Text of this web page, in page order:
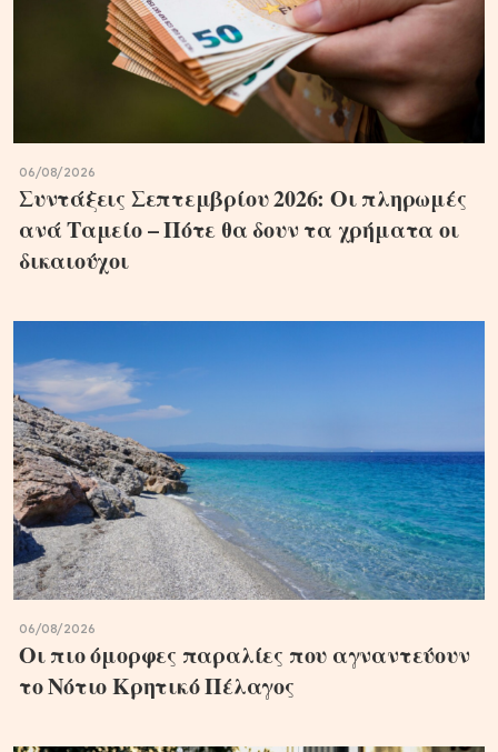
06/08/2026
Συντάξεις Σεπτεμβρίου 2026: Οι πληρωμές
ανά Ταμείο – Πότε θα δουν τα χρήματα οι
δικαιούχοι
06/08/2026
Οι πιο όμορφες παραλίες που αγναντεύουν
το Νότιο Κρητικό Πέλαγος